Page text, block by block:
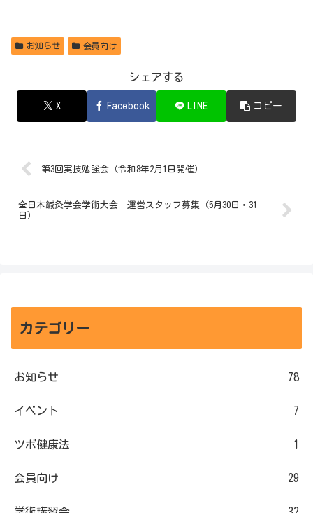
お知らせ 会員向け
シェアする
X Facebook LINE コピー
第3回実技勉強会（令和8年2月1日開催）
全日本鍼灸学会学術大会 運営スタッフ募集（5月30日・31
日）
カテゴリー
お知らせ 78
イベント 7
ツボ健康法 1
会員向け 29